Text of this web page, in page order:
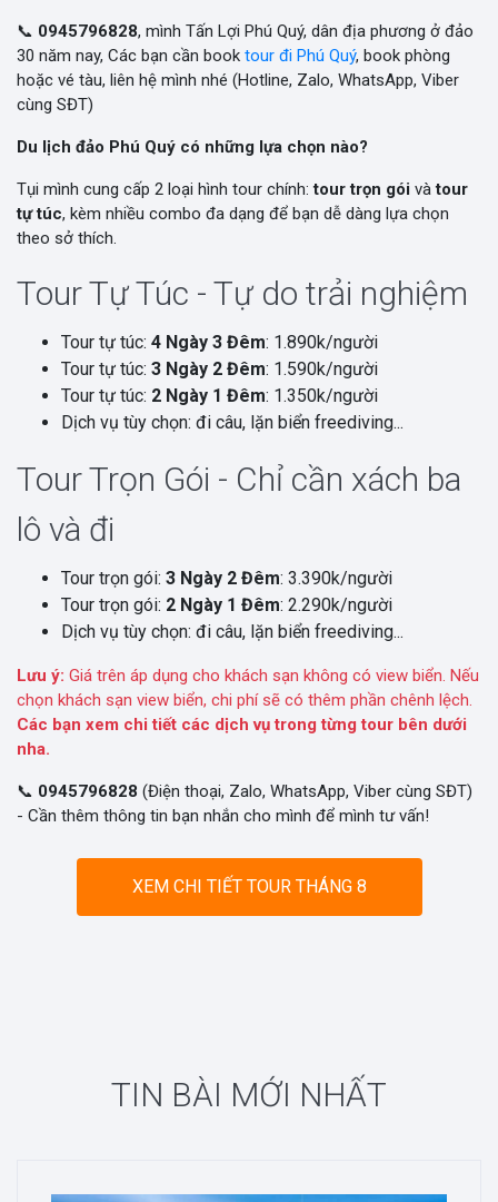
📞 0945796828, mình Tấn Lợi Phú Quý, dân địa phương ở đảo
30 năm nay, Các bạn cần book tour đi Phú Quý, book phòng
hoặc vé tàu, liên hệ mình nhé (Hotline, Zalo, WhatsApp, Viber
cùng SĐT)
Du lịch đảo Phú Quý có những lựa chọn nào?
Tụi mình cung cấp 2 loại hình tour chính:tour trọn gói vàtour
tự túc, kèm nhiều combo đa dạng để bạn dễ dàng lựa chọn
theo sở thích.
Tour Tự Túc - Tự do trải nghiệm
Tour tự túc: 4 Ngày 3 Đêm: 1.890k/người
Tour tự túc: 3 Ngày 2 Đêm: 1.590k/người
Tour tự túc: 2 Ngày 1 Đêm: 1.350k/người
Dịch vụ tùy chọn: đi câu, lặn biển freediving...
Tour Trọn Gói - Chỉ cần xách ba
lô và đi
Tour trọn gói: 3 Ngày 2 Đêm: 3.390k/người
Tour trọn gói: 2 Ngày 1 Đêm: 2.290k/người
Dịch vụ tùy chọn: đi câu, lặn biển freediving...
Lưu ý: Giá trên áp dụng cho khách sạn không có view biển. Nếu
chọn khách sạn view biển, chi phí sẽ có thêm phần chênh lệch.
Các bạn xem chi tiết các dịch vụ trong từng tour bên dưới
nha.
📞 0945796828 (Điện thoại, Zalo, WhatsApp, Viber cùng SĐT)
- Cần thêm thông tin bạn nhắn cho mình để mình tư vấn!
XEM CHI TIẾT TOUR THÁNG 8
TIN BÀI MỚI NHẤT